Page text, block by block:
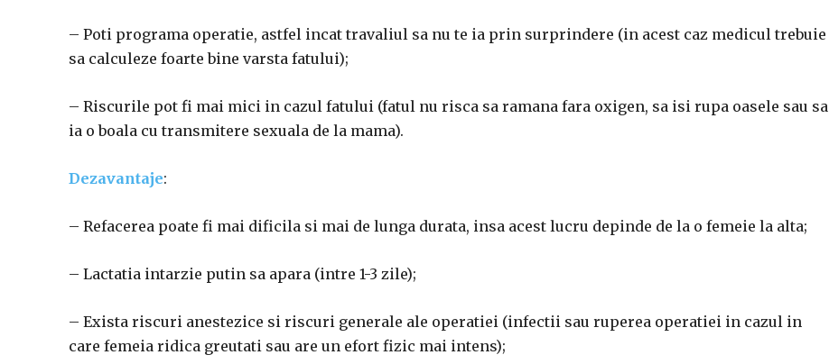
– Poti programa operatie, astfel incat travaliul sa nu te ia prin surprindere (in acest caz medicul trebuie
sa calculeze foarte bine varsta fatului);
– Riscurile pot fi mai mici in cazul fatului (fatul nu risca sa ramana fara oxigen, sa isi rupa oasele sau sa
ia o boala cu transmitere sexuala de la mama).
Dezavantaje:
– Refacerea poate fi mai dificila si mai de lunga durata, insa acest lucru depinde de la o femeie la alta;
– Lactatia intarzie putin sa apara (intre 1-3 zile);
– Exista riscuri anestezice si riscuri generale ale operatiei (infectii sau ruperea operatiei in cazul in
care femeia ridica greutati sau are un efort fizic mai intens);